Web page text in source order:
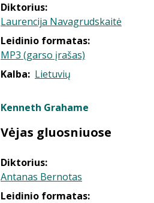
Diktorius:
Laurencija Navagrudskaitė
Leidinio formatas:
MP3 (garso įrašas)
Kalba: Lietuvių
Kenneth Grahame
Vėjas gluosniuose
Diktorius:
Antanas Bernotas
Leidinio formatas: